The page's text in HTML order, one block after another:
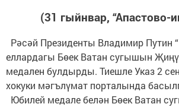
(31 гыйнвар, “Апастово-
Рәсәй Президенты Владимир Путин
еллардагы Бөек Ватан сугышын
медален булдырды. Тиешле Указ 2
хокуки мәгълүмат порталында
Юбилей медале белән Бөек Ватан